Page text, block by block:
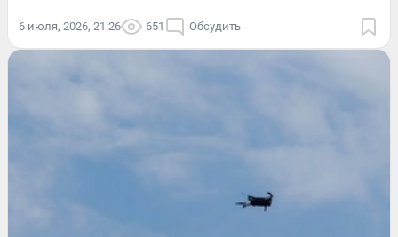
6 июля, 2026, 21:26 651 Обсудить